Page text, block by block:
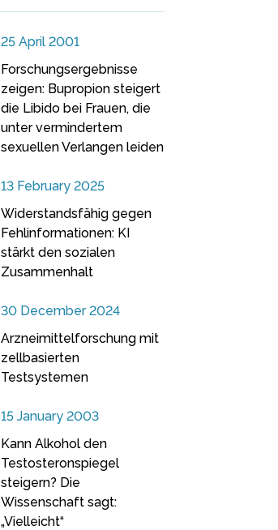
25 April 2001
Forschungsergebnisse
zeigen: Bupropion steigert
die Libido bei Frauen, die
unter vermindertem
sexuellen Verlangen leiden
13 February 2025
Widerstandsfähig gegen
Fehlinformationen: KI
stärkt den sozialen
Zusammenhalt
30 December 2024
Arzneimittelforschung mit
zellbasierten
Testsystemen
15 January 2003
Kann Alkohol den
Testosteronspiegel
steigern? Die
Wissenschaft sagt:
„Vielleicht“